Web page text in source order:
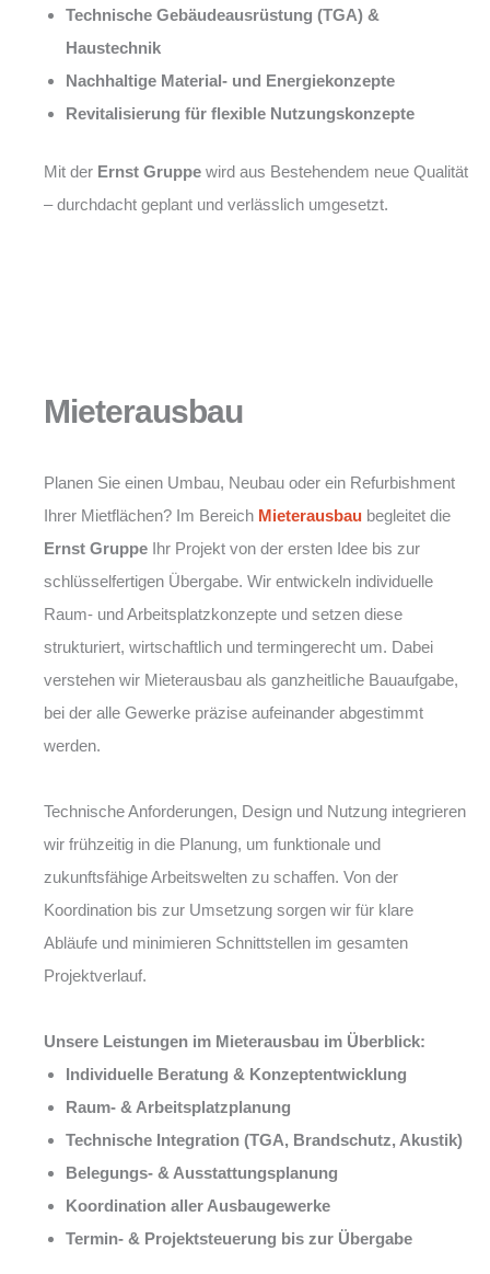
Technische Gebäudeausrüstung (TGA) &
Haustechnik
Nachhaltige Material- und Energiekonzepte
Revitalisierung für flexible Nutzungskonzepte
Mit der Ernst Gruppe wird aus Bestehendem neue Qualität
– durchdacht geplant und verlässlich umgesetzt.
Mieterausbau
Planen Sie einen Umbau, Neubau oder ein Refurbishment
Ihrer Mietflächen? Im Bereich Mieterausbau begleitet die
Ernst Gruppe Ihr Projekt von der ersten Idee bis zur
schlüsselfertigen Übergabe. Wir entwickeln individuelle
Raum- und Arbeitsplatzkonzepte und setzen diese
strukturiert, wirtschaftlich und termingerecht um. Dabei
verstehen wir Mieterausbau als ganzheitliche Bauaufgabe,
bei der alle Gewerke präzise aufeinander abgestimmt
werden.
Technische Anforderungen, Design und Nutzung integrieren
wir frühzeitig in die Planung, um funktionale und
zukunftsfähige Arbeitswelten zu schaffen. Von der
Koordination bis zur Umsetzung sorgen wir für klare
Abläufe und minimieren Schnittstellen im gesamten
Projektverlauf.
Unsere Leistungen im Mieterausbau im Überblick:
Individuelle Beratung & Konzeptentwicklung
Raum- & Arbeitsplatzplanung
Technische Integration (TGA, Brandschutz, Akustik)
Belegungs- & Ausstattungsplanung
Koordination aller Ausbaugewerke
Termin- & Projektsteuerung bis zur Übergabe